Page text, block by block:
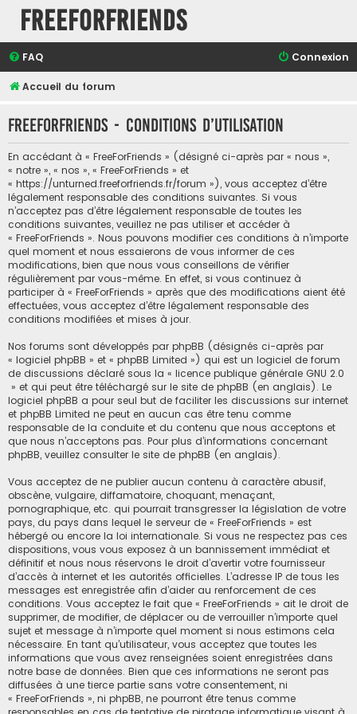
FreeForFriends
FAQ Connexion
Accueil du forum
FreeForFriends - Conditions d’utilisation
En accédant à « FreeForFriends » (désigné ci-après par « nous »,
« notre », « nos », « FreeForFriends » et
« https://unturned.freeforfriends.fr/forum »), vous acceptez d’être
légalement responsable des conditions suivantes. Si vous
n’acceptez pas d’être légalement responsable de toutes les
conditions suivantes, veuillez ne pas utiliser et accéder à
« FreeForFriends ». Nous pouvons modifier ces conditions à n’importe
quel moment et nous essaierons de vous informer de ces
modifications, bien que nous vous conseillons de vérifier
régulièrement par vous-même. En effet, si vous continuez à
participer à « FreeForFriends » après que des modifications aient été
effectuées, vous acceptez d’être légalement responsable des
conditions modifiées et mises à jour.
Nos forums sont développés par phpBB (désignés ci-après par
« logiciel phpBB » et « phpBB Limited ») qui est un logiciel de forum
de discussions déclaré sous la « licence publique générale GNU 2.0
» et qui peut être téléchargé sur le site de phpBB (en anglais). Le
logiciel phpBB a pour seul but de faciliter les discussions sur internet
et phpBB Limited ne peut en aucun cas être tenu comme
responsable de la conduite et du contenu que nous acceptons et
que nous n’acceptons pas. Pour plus d’informations concernant
phpBB, veuillez consulter le site de phpBB (en anglais).
Vous acceptez de ne publier aucun contenu à caractère abusif,
obscène, vulgaire, diffamatoire, choquant, menaçant,
pornographique, etc. qui pourrait transgresser la législation de votre
pays, du pays dans lequel le serveur de « FreeForFriends » est
hébergé ou encore la loi internationale. Si vous ne respectez pas ces
dispositions, vous vous exposez à un bannissement immédiat et
définitif et nous nous réservons le droit d’avertir votre fournisseur
d’accès à internet et les autorités officielles. L’adresse IP de tous les
messages est enregistrée afin d’aider au renforcement de ces
conditions. Vous acceptez le fait que « FreeForFriends » ait le droit de
supprimer, de modifier, de déplacer ou de verrouiller n’importe quel
sujet et message à n’importe quel moment si nous estimons cela
nécessaire. En tant qu’utilisateur, vous acceptez que toutes les
informations que vous avez renseignées soient enregistrées dans
notre base de données. Bien que ces informations ne seront pas
diffusées à une tierce partie sans votre consentement, ni
« FreeForFriends », ni phpBB, ne pourront être tenus comme